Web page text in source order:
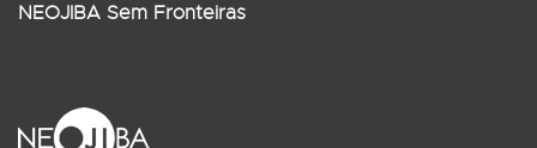
NEOJIBA Sem Fronteiras